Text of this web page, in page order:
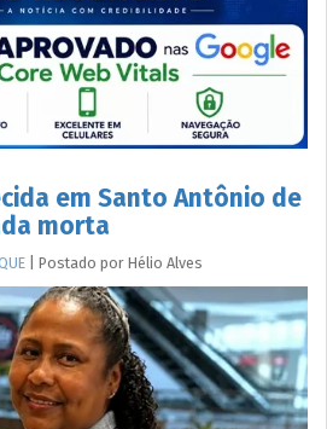
em Santo Antônio de
morta
Postado por Hélio Alves